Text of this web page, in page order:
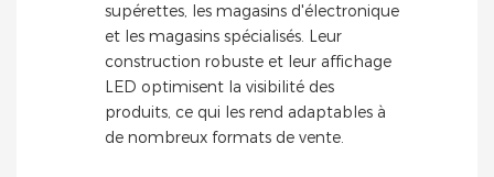
supérettes, les magasins d'électronique
et les magasins spécialisés. Leur
construction robuste et leur affichage
LED optimisent la visibilité des
produits, ce qui les rend adaptables à
de nombreux formats de vente.